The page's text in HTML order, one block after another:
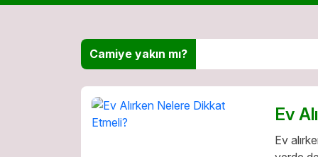
Camiye yakın mı?
Ev
Ev